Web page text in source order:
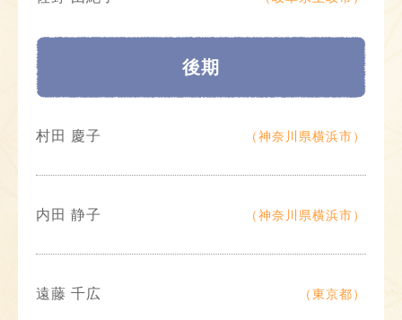
後期
村田 慶子 （神奈川県横浜市）
内田 静子 （神奈川県横浜市）
遠藤 千広 （東京都）